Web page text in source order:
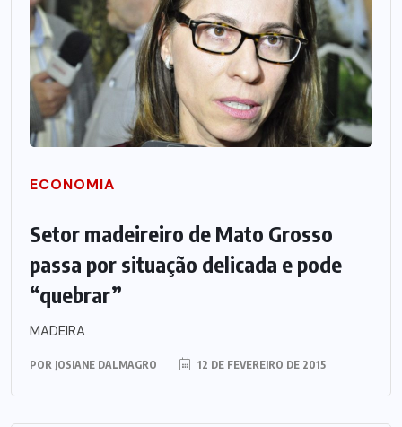
ECONOMIA
Setor madeireiro de Mato Grosso
passa por situação delicada e pode
“quebrar”
MADEIRA
POR JOSIANE DALMAGRO 12 DE FEVEREIRO DE 2015